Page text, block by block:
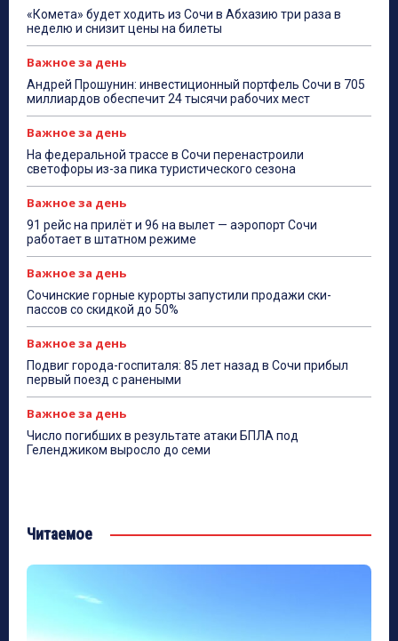
«Комета» будет ходить из Сочи в Абхазию три раза в
неделю и снизит цены на билеты
Важное за день
Андрей Прошунин: инвестиционный портфель Сочи в 705
миллиардов обеспечит 24 тысячи рабочих мест
Важное за день
На федеральной трассе в Сочи перенастроили
светофоры из-за пика туристического сезона
Важное за день
91 рейс на прилёт и 96 на вылет — аэропорт Сочи
работает в штатном режиме
Важное за день
Сочинские горные курорты запустили продажи ски-
пассов со скидкой до 50%
Важное за день
Подвиг города-госпиталя: 85 лет назад в Сочи прибыл
первый поезд с ранеными
Важное за день
Число погибших в результате атаки БПЛА под
Геленджиком выросло до семи
Читаемое